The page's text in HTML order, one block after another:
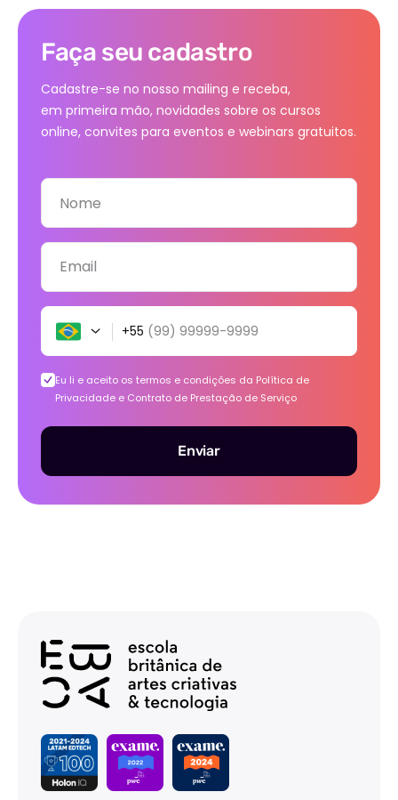
Faça seu cadastro
Cadastre-se no nosso mailing e receba,
em primeira mão, novidades sobre os cursos
online, convites para eventos e webinars gratuitos.
Nome
Email
+55 (99) 99999-9999
Eu li e aceito os termos e condições da Política de
Privacidade e Contrato de Prestação de Serviço
Enviar